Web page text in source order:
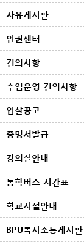
자유게시판
인권센터
건의사항
수업운영 건의사항
입찰공고
증명서발급
강의실안내
통학버스 시간표
학교시설안내
BPU복지소통게시판